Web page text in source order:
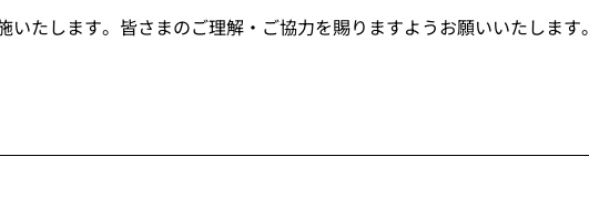
たします。皆さまのご理解・ご協力を賜りますようお願いいたします。